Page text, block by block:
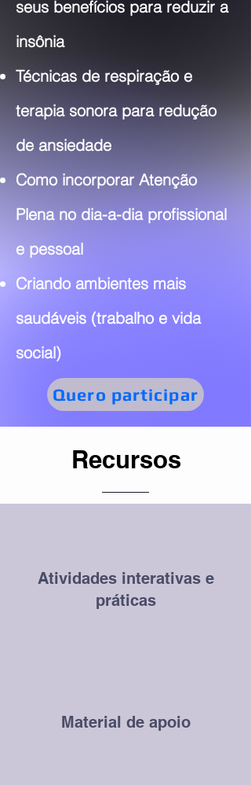
seus benefícios para reduzir a
insônia
Técnicas de respiração e
terapia sonora para redução
de ansiedade
Como incorporar Atenção
Plena no dia-a-dia profissional
e pessoal
Criando ambientes mais
saudáveis (trabalho e vida
social)
Quero participar
Recursos
Atividades interativas e
práticas
Material de apoio